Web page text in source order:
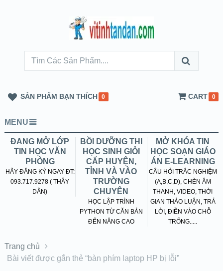
SẢN PHẨM BẠN THÍCH 0 CART 0
MENU
ĐANG MỞ LỚP
TIN HỌC VĂN
PHÒNG
HÃY ĐĂNG KÝ NGAY ĐT:
093.717.9278 ( THẦY
DÂN)
BỒI DƯỠNG THI
HỌC SINH GIỎI
CẤP HUYỆN,
TỈNH VÀ VÀO
TRƯỜNG
CHUYÊN
HỌC LẬP TRÌNH
PYTHON TỪ CĂN BẢN
ĐẾN NÂNG CAO
MỞ KHÓA TIN
HỌC SOẠN GIÁO
ÁN E-LEARNING
CÂU HỎI TRẮC NGHIỆM
(A,B,C,D), CHÈN ÂM
THANH, VIDEO, THỜI
GIAN THẢO LUẬN, TRẢ
LỜI, ĐIỀN VÀO CHỖ
TRỐNG.....
Trang chủ
Bài viết được gắn thẻ “bàn phím laptop HP bị lỗi”